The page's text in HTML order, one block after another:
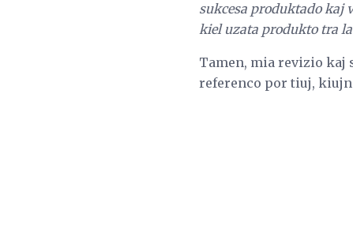
sukcesa produktado kaj
kiel uzata produkto tra
Tamen, mia revizio kaj
referenco por tiuj, kiujn